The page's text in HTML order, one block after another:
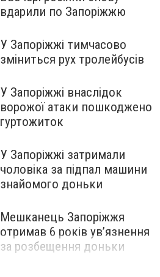
вдарили по Запоріжжю
У Запоріжжі тимчасово
зміниться рух тролейбусів
У Запоріжжі внаслідок
ворожої атаки пошкоджено
гуртожиток
У Запоріжжі затримали
чоловіка за підпал машини
знайомого доньки
Мешканець Запоріжжя
отримав 6 років увʼязнення
за розбещення доньки